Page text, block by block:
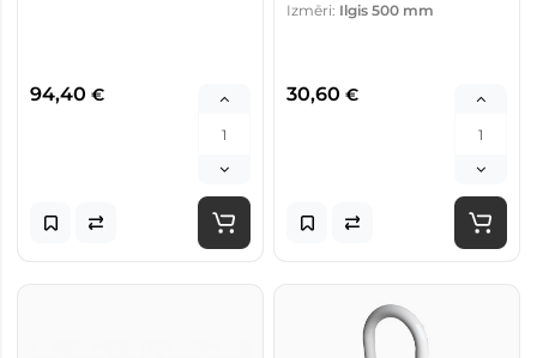
94,40 €
Izmēri: Ilgis 500 mm
30,60 €